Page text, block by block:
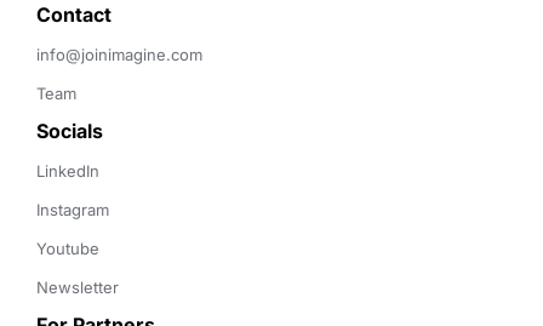
Contact
info@joinimagine.com
Team
Socials
LinkedIn
Instagram
Youtube
Newsletter